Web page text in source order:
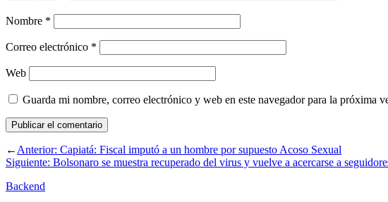
Nombre *
Correo electrónico *
Web
Guarda mi nombre, correo electrónico y web en este navegador para la próxima
←Anterior: Capiatá: Fiscal imputó a un hombre por supuesto Acoso Sexual
Siguiente: Bolsonaro se muestra recuperado del virus y vuelve a acercarse a
Backend